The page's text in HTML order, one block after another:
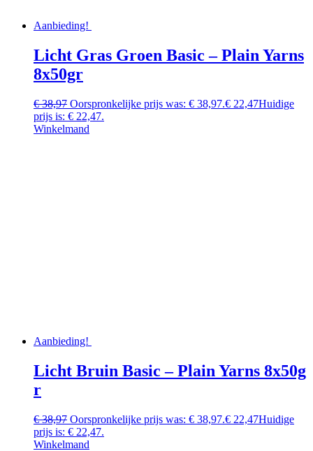
Aanbieding!
Licht Gras Groen Basic – Plain Yarns
8x50gr
€38,97 Oorspronkelijke prijs was: € 38,97.€ 22,47Huidige
prijs is: € 22,47.
Winkelmand
Aanbieding!
Licht Bruin Basic – Plain Yarns 8x50g
r
€38,97 Oorspronkelijke prijs was: € 38,97.€ 22,47Huidige
prijs is: € 22,47.
Winkelmand